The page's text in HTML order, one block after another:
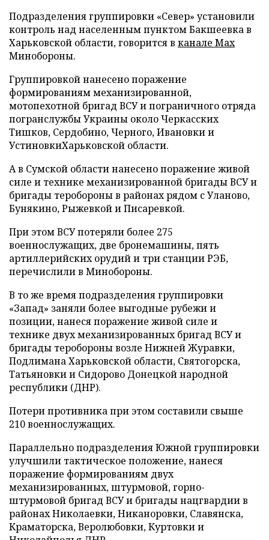
Подразделения группировки «Север» установили
контроль над населенным пунктом Бакшеевка в
Харьковской области, говорится в канале Max
Минобороны.
Группировкой нанесено поражение
формированиям механизированной,
мотопехотной бригад ВСУ и пограничного отряда
погранслужбы Украины около Черкасских
Тишков, Сердобино, Черного, Ивановки и
УстиновкиХарьковской области.
А в Сумской области нанесено поражение живой
силе и технике механизированной бригады ВСУ и
бригады теробороны в районах рядом с Уланово,
Бунякино, Рыжевкой и Писаревкой.
При этом ВСУ потеряли более 275
военнослужащих, две бронемашины, пять
артиллерийских орудий и три станции РЭБ,
перечислили в Минобороны.
В то же время подразделения группировки
«Запад» заняли более выгодные рубежи и
позиции, нанеся поражение живой силе и
технике двух механизированных бригад ВСУ и
бригады теробороны возле Нижней Журавки,
Подлимана Харьковской области, Святогорска,
Татьяновки и Сидорово Донецкой народной
республики (ДНР).
Потери противника при этом составили свыше
210 военнослужащих.
Параллельно подразделения Южной группировки
улучшили тактическое положение, нанеся
поражение формированиям двух
механизированных, штурмовой, горно-
штурмовой бригад ВСУ и бригады нацгвардии в
районах Николаевки, Никаноровки, Славянска,
Краматорска, Веролюбовки, Куртовки и